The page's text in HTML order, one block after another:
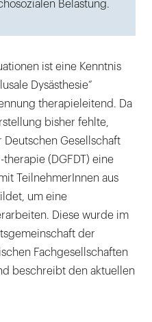
Belastung.
ist eine Kenntnis
Dysästhesie“
therapieleitend. Da
bisher fehlte,
Gesellschaft
(DGFDT) eine
TeilnehmerInnen aus
um eine
Diese wurde im
der
Fachgesellschaften
beschreibt den aktuellen